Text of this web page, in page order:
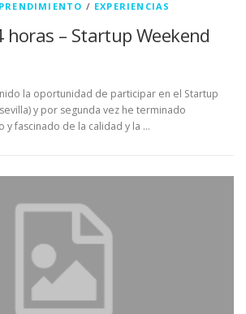
/ EXPERIENCIAS
horas – Startup Weekend
la oportunidad de participar en el Startup
y por segunda vez he terminado
y fascinado de la calidad y la …